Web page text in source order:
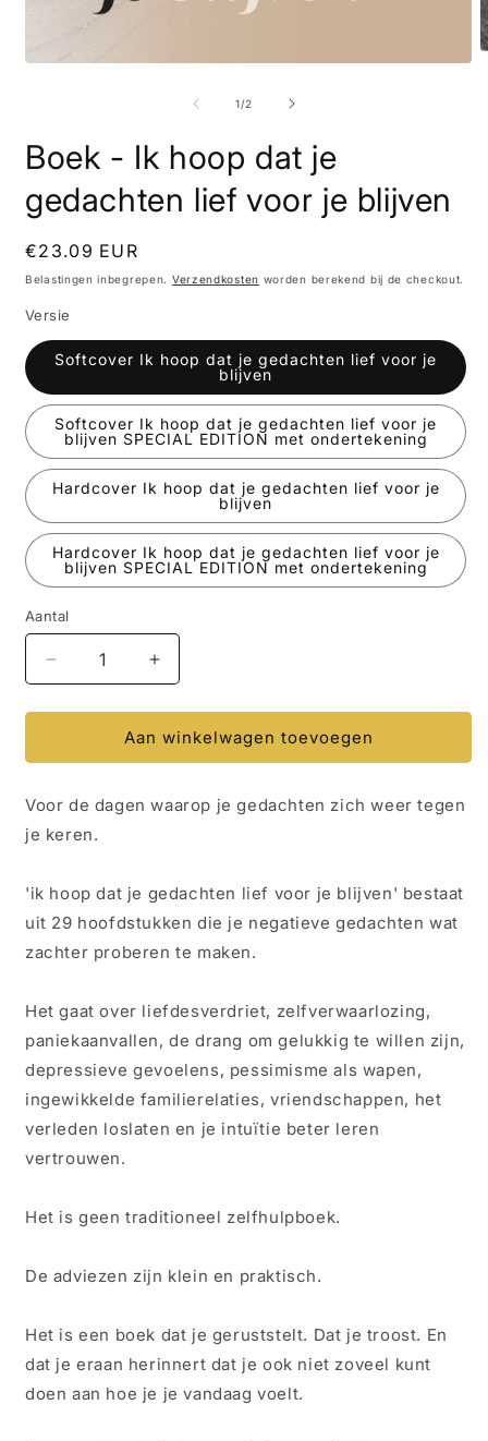
1/van
2
Boek - Ik hoop dat je
gedachten lief voor je blijven
Normale
prijs
€23.09 EUR
Belastingen inbegrepen. Verzendkosten worden berekend bij de checkout.
Versie
Softcover Ik hoop dat je gedachten lief voor je
blijven
Softcover Ik hoop dat je gedachten lief voor je
blijven SPECIAL EDITION met ondertekening
Hardcover Ik hoop dat je gedachten lief voor je
blijven
Hardcover Ik hoop dat je gedachten lief voor je
blijven SPECIAL EDITION met ondertekening
Aantal
Aantal
Aantal
verlagen
voor
-
hoop
dat
lief
voor
je
blijven
Aantal
verhogen
voor
Boek
-
hoop
lief
voor
je
blijven
Aan winkelwagen toevoegen
Voor de dagen waarop je gedachten zich weer tegen
je keren.
'ik hoop dat je gedachten lief voor je blijven' bestaat
uit 29 hoofdstukken die je negatieve gedachten wat
zachter proberen te maken.
Het gaat over liefdesverdriet, zelfverwaarlozing,
paniekaanvallen, de drang om gelukkig te willen zijn,
depressieve gevoelens, pessimisme als wapen,
ingewikkelde familierelaties, vriendschappen, het
verleden loslaten en je intuïtie beter leren
vertrouwen.
Het is geen traditioneel zelfhulpboek.
De adviezen zijn klein en praktisch.
Het is een boek dat je geruststelt. Dat je troost. En
dat je eraan herinnert dat je ook niet zoveel kunt
doen aan hoe je je vandaag voelt.